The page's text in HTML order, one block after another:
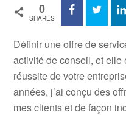
0
SHARES
Définir une offre de
activité de conseil, et elle
réussite de votre
années, j’ai conçu des
mes clients et de façon